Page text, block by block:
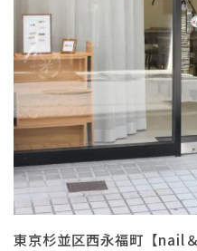
東京杉並区西永福町【nail